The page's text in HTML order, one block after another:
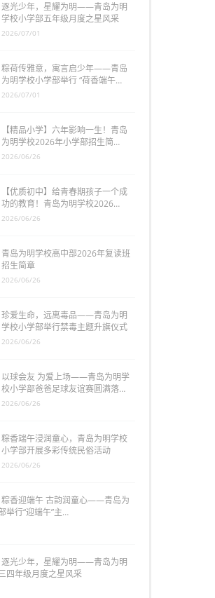
逐光少年，星耀为明——青岛为明
学校小学部五年级月度之星风采
2026/07/01
粽荷传雅意，寓言启少年——青岛
为明学校小学部举行 “荷香端午…
2026/07/01
【精品小学】六年影响一生！青岛
为明学校2026年小学部招生简…
2026/06/26
【优质初中】给青春期孩子一个成
功的教育！青岛为明学校2026…
2026/06/26
青岛为明学校高中部2026年复读班
招生简章
2026/06/26
珍爱生命，远离毒品——青岛为明
学校小学部举行禁毒主题升旗仪式
2026/06/26
以球会友 为爱上场——青岛为明学
校小学部爸爸足球友谊赛圆满落…
2026/06/26
粽香端午浸润童心，青岛为明学校
小学部开展多彩传统民俗活动
2026/06/26
粽香迎端午 古韵润童心——青岛为
明学校小学部举行“迎端午”主…
逐光少年，星耀为明——青岛为明
学校小学部三四年级月度之星风采